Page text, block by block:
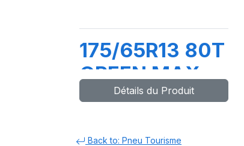
175/65R13 80T
GREEN MAX
ET
Détails du Produit
Back to: Pneu Tourisme